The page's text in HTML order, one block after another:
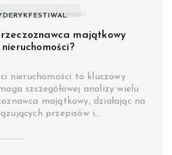
majątkowy
nieruchomości to kluczowy
szczegółowej analizy wielu
majątkowy, działając na
przepisów i…